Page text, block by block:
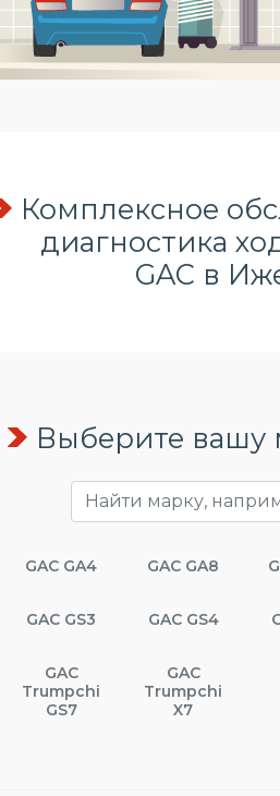
Комплексное
диагностика
GAC в
Выберите вашу
GAC GA4 GAC GA8
GAC GS3 GAC GS4
GAC
Trumpchi
GS7
GAC
Trumpchi
X7